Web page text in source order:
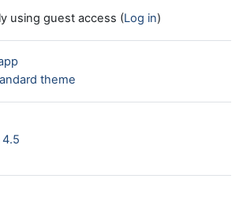
using guest access (Log in)
theme